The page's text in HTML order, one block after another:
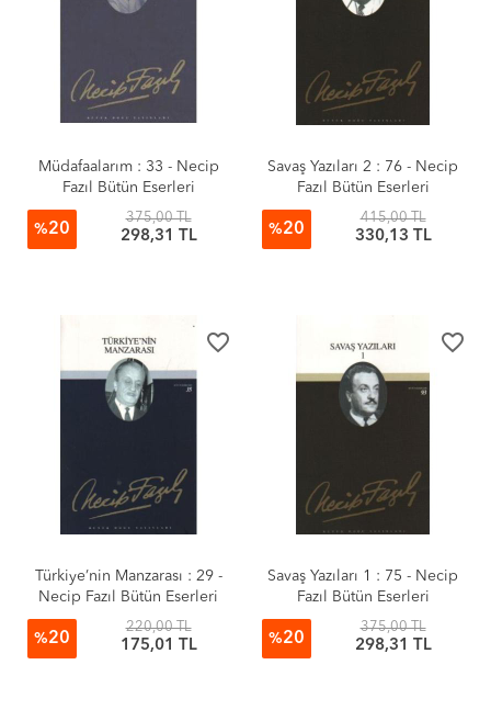
Müdafaalarım : 33 - Necip
Fazıl Bütün Eserleri
%20
375,00 TL
298,31 TL
Savaş Yazıları 2 : 76 - Necip
Fazıl Bütün Eserleri
%20
415,00 TL
330,13 TL
favorite_border
Türkiye’nin Manzarası : 29 -
Necip Fazıl Bütün Eserleri
%20
220,00 TL
175,01 TL
favorite_border
Savaş Yazıları 1 : 75 - Necip
Fazıl Bütün Eserleri
%20
375,00 TL
298,31 TL